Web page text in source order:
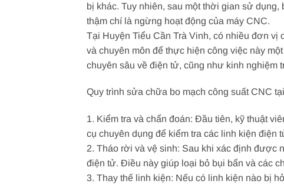
bị khác. Tuy nhiên, sau một thời gian sử
thậm chí là ngừng hoạt động của máy CNC.
Tại Huyện Tiểu Cần Trà Vinh, có nhiều đơn
và chuyên môn để thực hiện công việc này
chuyên sâu về điện tử, cũng như kinh nghiệm
Quy trình sửa chữa bo mạch công suất CNC
1. Kiểm tra và chẩn đoán: Đầu tiên, kỹ thuật
cụ chuyên dụng để kiểm tra các linh kiện điện
2. Tháo rời và vệ sinh: Sau khi xác định được
điện tử. Điều này giúp loại bỏ bụi bẩn và các
3. Thay thế linh kiện: Nếu có linh kiện nào bị